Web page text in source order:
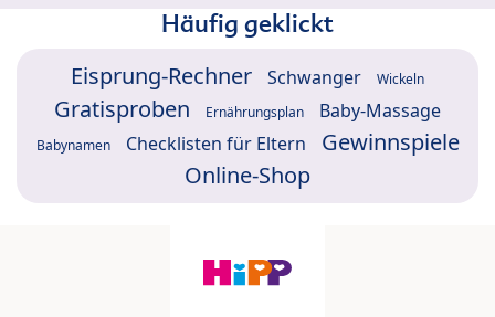
Häufig geklickt
Eisprung-Rechner Schwanger Wickeln
Gratisproben Ernährungsplan Baby-Massage
Babynamen Checklisten für Eltern
Gewinnspiele
Online-Shop